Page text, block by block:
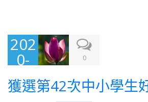
202
0-
09-
01
0
獲選第42次中小學生